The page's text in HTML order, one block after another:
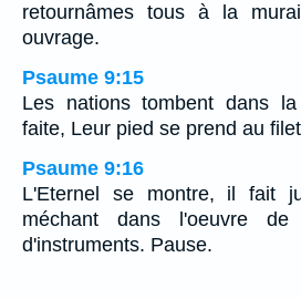
retournâmes tous à la
ouvrage.
Psaume 9:15
Les nations tombent dans
faite, Leur pied se prend au
Psaume 9:16
L'Eternel se montre, il fait
méchant dans l'oeuvre
d'instruments. Pause.